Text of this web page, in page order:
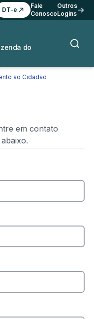
DT-e
Fale
Conosco
Outros
Logins
do
ao CidadãoPlantão Fiscal
em contato